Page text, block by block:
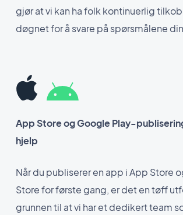
gjør at vi kan ha folk kontinuerlig
døgnet for å svare på spørsmålene
App Store og Google Play-
hjelp
Når du publiserer en app i App Store
Store for første gang, er det en tøff
grunnen til at vi har et dedikert team